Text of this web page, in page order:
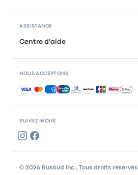
SUIVEZ-NOUS
ASSISTANCE
Centre d'aide
NOUS ACCEPTONS
Paiements acceptés
© 2026 Busbud Inc., Tous droits réservés